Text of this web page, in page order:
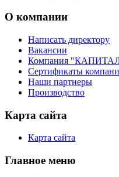
О компании
Написать директору
Вакансии
Компания
Сертификаты
Наши партнеры
Производство
Карта сайта
Карта сайта
Главное меню